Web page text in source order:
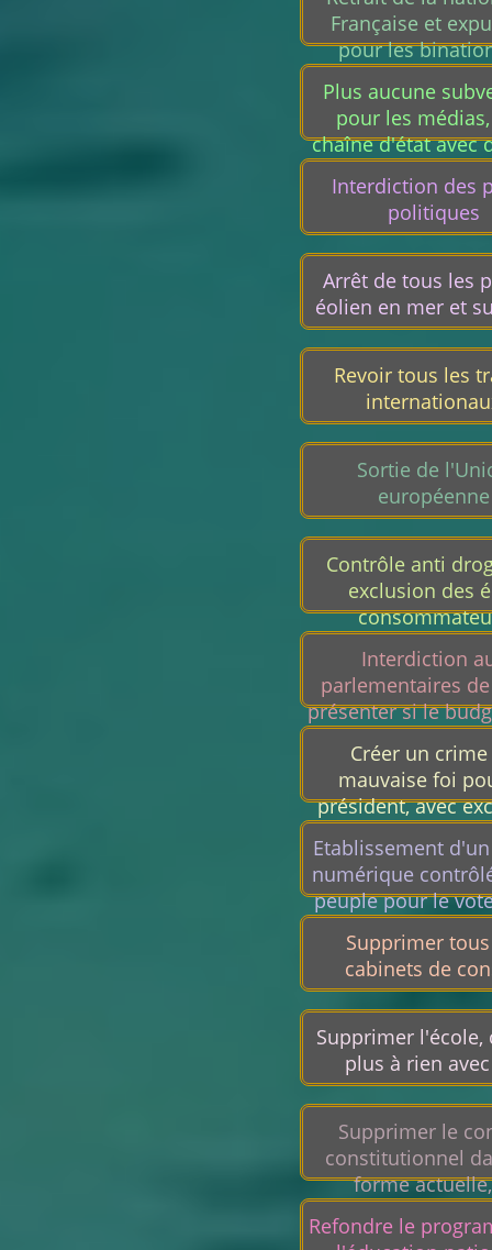
Française et
pour les
délinquants.
étrangers
Plus aucune
pour les
chaîne d'état avec
informations le
Interdiction des
politiques
Arrêt de tous les
éolien en mer et
Revoir tous les
Sortie de
européenne
Contrôle anti
exclusion des
Interdiction
parlementaires
présenter si le
pas à l'équilibre.
encore des
Créer un
mauvaise foi
président, avec
immédiate le cas
Etablissement
numérique
peuple pour le
des sujet
important dans
autonome.
Supprimer
cabinets de
Supprimer l'école,
plus à rien
Supprimer le
constitutionnel
forme
remplacer par
élus par le
Refondre le